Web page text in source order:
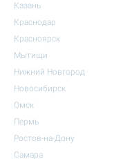
Казань
Краснодар
Красноярск
Мытищи
Нижний Новгород
Новосибирск
Омск
Пермь
Ростов-на-Дону
Самара